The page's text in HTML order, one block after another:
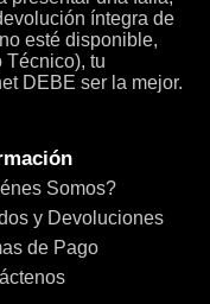
íntegra de
esté disponible,
Técnico), tu
DEBE ser la mejor.
Somos?
y Devoluciones
de Pago